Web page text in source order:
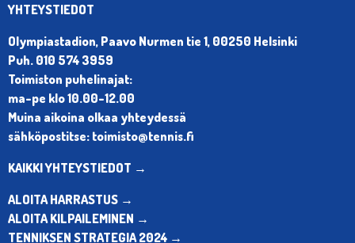
YHTEYSTIEDOT
Olympiastadion, Paavo Nurmen tie 1, 00250 Helsinki
Puh. 010 574 3959
Toimiston puhelinajat:
ma-pe klo 10.00-12.00
Muina aikoina olkaa yhteydessä
sähköpostitse: toimisto@tennis.fi
KAIKKI YHTEYSTIEDOT →
ALOITA HARRASTUS →
ALOITA KILPAILEMINEN →
TENNIKSEN STRATEGIA 2024 →